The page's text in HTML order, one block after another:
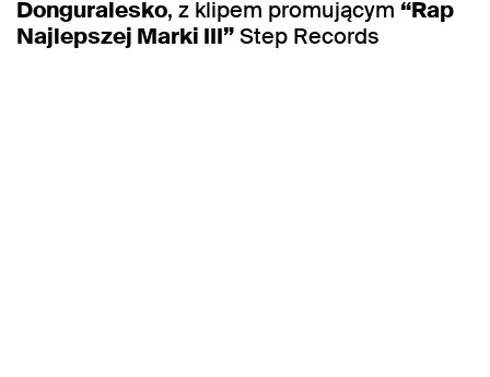
Donguralesko, z klipem promującym “Rap
Najlepszej Marki III”Step Records